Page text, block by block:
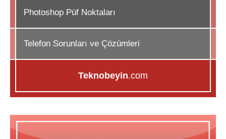
Photoshop Püf Noktaları
Telefon Sorunları ve Çözümleri
Teknobeyin.com